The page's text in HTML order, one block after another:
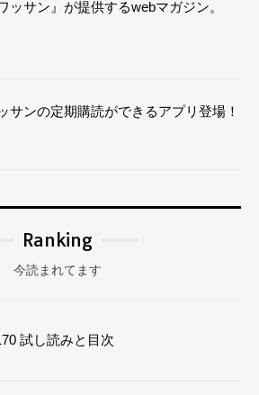
ッサン』が提供するwebマガジン。
サンの定期購読ができるアプリ登場！
Ranking
今読まれてます
試し読みと目次